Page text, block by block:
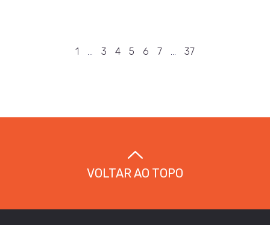
1 … 3 4 5 6 7 … 37
VOLTAR AO TOPO